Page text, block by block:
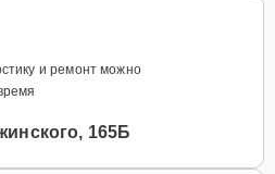
и ремонт можно
165Б